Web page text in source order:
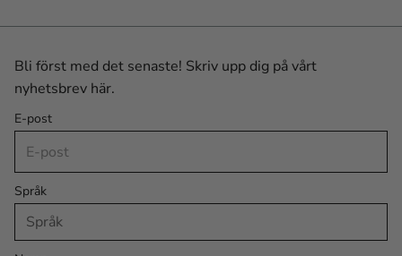
Bli först med det senaste! Skriv upp dig på vårt
nyhetsbrev här.
E-post
Språk